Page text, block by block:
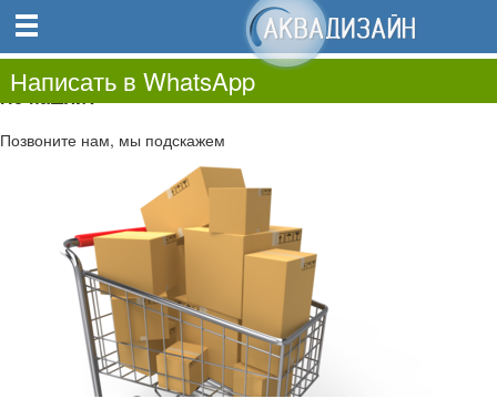
0.00
0
Не нашли?
Позвоните нам, мы подскажем
Написать в WhatsApp